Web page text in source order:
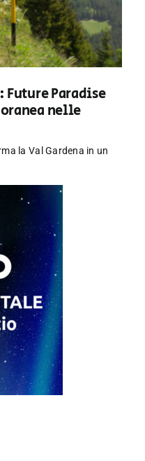
Future Paradise
nelle
la Val Gardena in un